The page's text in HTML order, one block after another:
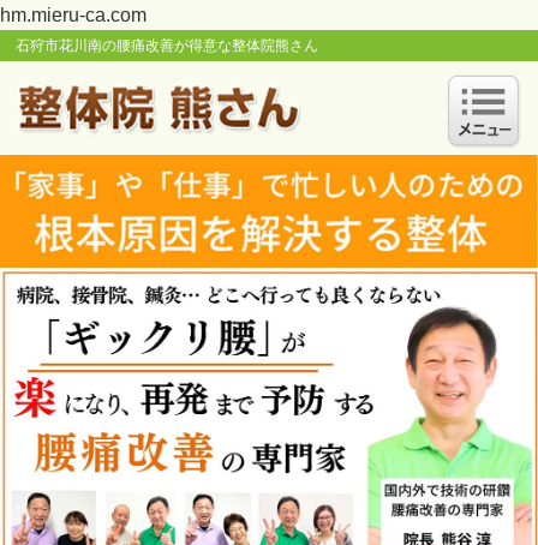
hm.mieru-ca.com
石狩市花川南の腰痛改善が得意な整体院熊さん